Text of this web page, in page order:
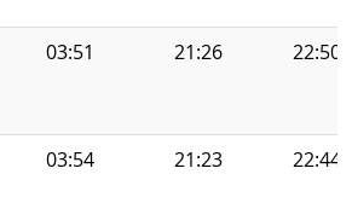
03:51 21:26 22:50
03:54 21:23 22:44